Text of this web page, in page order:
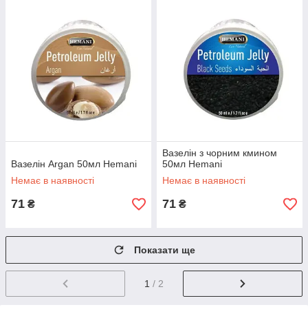
Вазелін Argan 50мл Hemani
Немає в наявності
71 ₴
Вазелін з чорним кмином
50мл Hemani
Немає в наявності
71 ₴
Показати ще
1 / 2